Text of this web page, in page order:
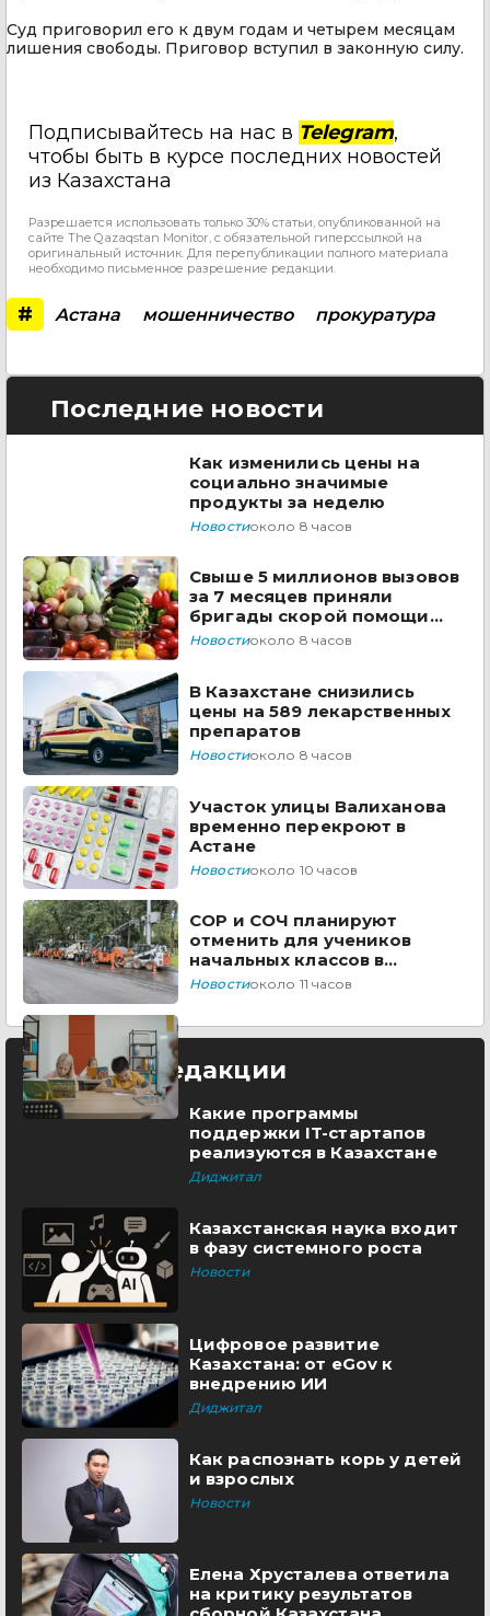
Суд приговорил его к двум годам и четырем месяцам
лишения свободы. Приговор вступил в законную силу.
Подписывайтесь на нас в Telegram,
чтобы быть в курсе последних новостей
из Казахстана
Разрешается использовать только 30% статьи, опубликованной на
сайте The Qazaqstan Monitor, с обязательной гиперссылкой на
оригинальный источник. Для перепубликации полного материала
необходимо письменное разрешение редакции.
# Астана мошенничество прокуратура
Последние новости
Как изменились цены на
социально значимые
продукты за неделю
Новостиоколо 8 часов
Свыше 5 миллионов вызовов
за 7 месяцев приняли
бригады скорой помощи
Казахстана
Новостиоколо 8 часов
В Казахстане снизились
цены на 589 лекарственных
препаратов
Новостиоколо 8 часов
Участок улицы Валиханова
временно перекроют в
Астане
Новостиоколо 10 часов
СОР и СОЧ планируют
отменить для учеников
начальных классов в
Казахстане
Новостиоколо 11 часов
Выбор редакции
Какие программы
поддержки IT-стартапов
реализуются в Казахстане
Диджитал
Казахстанская наука входит
в фазу системного роста
Новости
Цифровое развитие
Казахстана: от eGov к
внедрению ИИ
Диджитал
Как распознать корь у детей
и взрослых
Новости
Елена Хрусталева ответила
на критику результатов